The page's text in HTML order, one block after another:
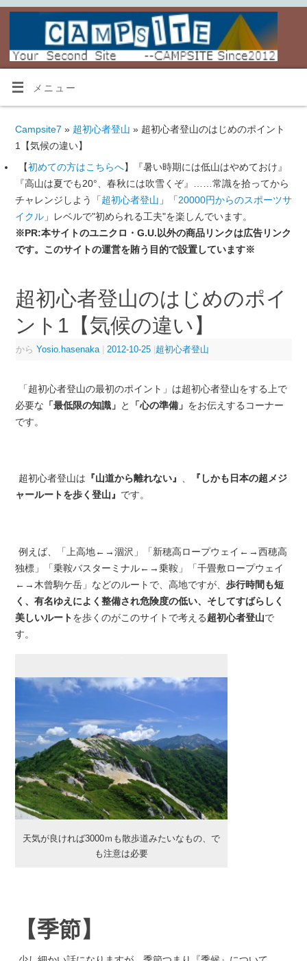
メニュー
Campsite7 » 超初心者登山 » 超初心者登山のはじめのポイント
1【気候の違い】
【初めての方はこちらへ】『暑い時期には低山はやめておけ』
『高山は夏でも20°、春秋には吹雪くぞ』……常識を拾ってから
チャレンジしよう「超初心者登山 」「20000円からのスポーツサ
イクル」レベルで"初められる工夫"を楽しんでいます。
※PR:本サイトのユニクロ・G.U.以外の商品リンクは広告リンク
です。このサイトの運営を賄う目的で設置しています※
超初心者登山のはじめのポイ
ント1【気候の違い】
から Yosio.hasenaka 2012-10-25 超初心者登山
「超初心者登山の最初のポイント」は超初心者登山をする上で
必要な 「最低限の知識」 と 「心の準備」 をお伝えするコーナー
です。
超初心者登山は 『山道から離れない』
『しかも日本の超メジ
ャールートを歩く登山』 です。
例えば、「上高地←→涸沢」「新穂高ロープウェイ←→西穂高
独標」「乗鞍バスターミナル←→乗鞍」「千畳敷ロープウェイ
←→木曾駒ケ岳」などのルートで、高地ですが、 歩行時間も短
く、有名ゆえによく整備され危険度の低い、そしてすばらしく
美しいルートを歩くのがこのサイトで考える超初心者登山で
す。
天気が良ければ3000ｍも散歩道みたいなもの、で
も注意は必要
【季節】